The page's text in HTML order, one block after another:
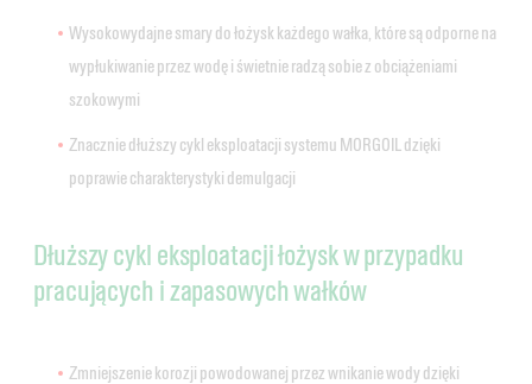
Wysokowydajne smary do łożysk każdego wałka, które są odporne na
wypłukiwanie przez wodę i świetnie radzą sobie z obciążeniami
szokowymi
Znacznie dłuższy cykl eksploatacji systemu MORGOIL dzięki
poprawie charakterystyki demulgacji
Dłuższy cykl eksploatacji łożysk w przypadku
pracujących i zapasowych wałków
Zmniejszenie korozji powodowanej przez wnikanie wody dzięki